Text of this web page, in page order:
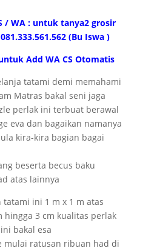
/ WA : untuk tanya2 grosir
(Bu Iswa )
Add WA CS Otomatis
tatami demi memahami
Matras bakal seni jaga
perlak ini terbuat berawal
eva dan bagaikan namanya
kira-kira bagian bagai
beserta becus baku
atas lainnya
ini 1 m x 1 m atas
hingga 3 cm kualitas perlak
bakal esa
mulai ratusan ribuan had di